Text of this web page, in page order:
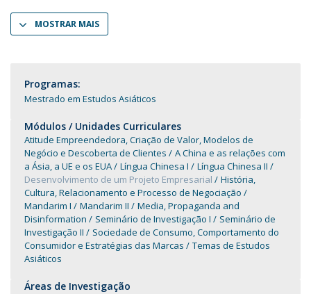
MOSTRAR MAIS
Programas:
Mestrado em Estudos Asiáticos
Módulos / Unidades Curriculares
Atitude Empreendedora, Criação de Valor, Modelos de
Negócio e Descoberta de Clientes
A China e as relações com
a Ásia, a UE e os EUA
Língua Chinesa I
Língua Chinesa II
Desenvolvimento de um Projeto Empresarial
História,
Cultura, Relacionamento e Processo de Negociação
Mandarim I
Mandarim II
Media, Propaganda and
Disinformation
Seminário de Investigação I
Seminário de
Investigação II
Sociedade de Consumo, Comportamento do
Consumidor e Estratégias das Marcas
Temas de Estudos
Asiáticos
Áreas de Investigação